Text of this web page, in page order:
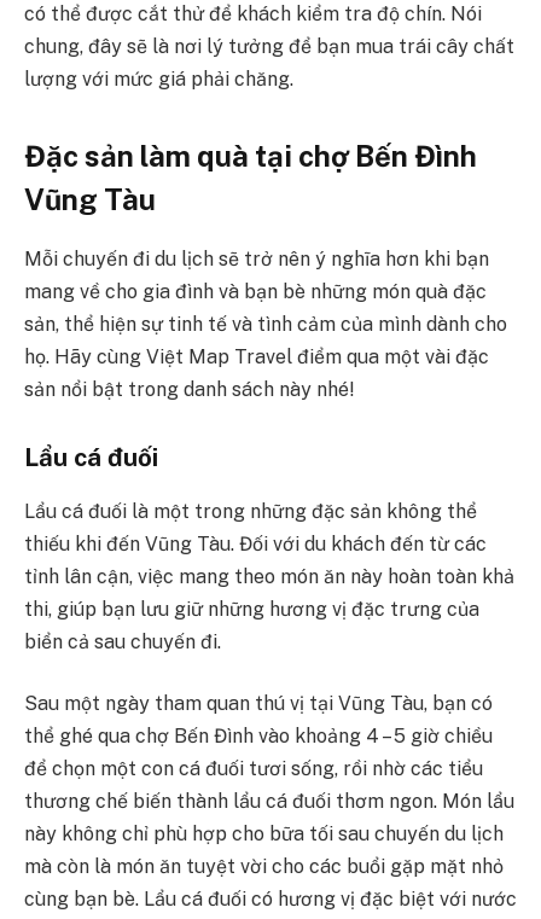
có thể được cắt thử để khách kiểm tra độ chín. Nói
chung, đây sẽ là nơi lý tưởng để bạn mua trái cây chất
lượng với mức giá phải chăng.
Đặc sản làm quà tại chợ Bến Đình
Vũng Tàu
Mỗi chuyến đi du lịch sẽ trở nên ý nghĩa hơn khi bạn
mang về cho gia đình và bạn bè những món quà đặc
sản, thể hiện sự tinh tế và tình cảm của mình dành cho
họ. Hãy cùng Việt Map Travel điểm qua một vài đặc
sản nổi bật trong danh sách này nhé!
Lẩu cá đuối
Lẩu cá đuối là một trong những đặc sản không thể
thiếu khi đến Vũng Tàu. Đối với du khách đến từ các
tỉnh lân cận, việc mang theo món ăn này hoàn toàn khả
thi, giúp bạn lưu giữ những hương vị đặc trưng của
biển cả sau chuyến đi.
Sau một ngày tham quan thú vị tại Vũng Tàu, bạn có
thể ghé qua chợ Bến Đình vào khoảng 4 – 5 giờ chiều
để chọn một con cá đuối tươi sống, rồi nhờ các tiểu
thương chế biến thành lẩu cá đuối thơm ngon. Món lẩu
này không chỉ phù hợp cho bữa tối sau chuyến du lịch
mà còn là món ăn tuyệt vời cho các buổi gặp mặt nhỏ
cùng bạn bè. Lẩu cá đuối có hương vị đặc biệt với nước